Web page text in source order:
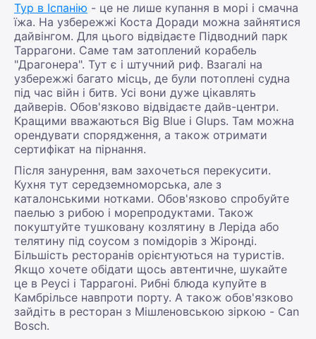
Тур в Іспанію - це не лише купання в морі і смачна
їжа. На узбережжі Коста Доради можна зайнятися
дайвінгом. Для цього відвідаєте Підводний парк
Таррагони. Саме там затоплений корабель
"Драгонера". Тут є і штучний риф. Взагалі на
узбережжі багато місць, де були потоплені судна
під час війн і битв. Усі вони дуже цікавлять
дайверів. Обов'язково відвідаєте дайв-центри.
Кращими вважаються Big Blue і Glups. Там можна
орендувати спорядження, а також отримати
сертифікат на пірнання.
Після занурення, вам захочеться перекусити.
Кухня тут середземноморська, але з
каталонськими нотками. Обов'язково спробуйте
паелью з рибою і морепродуктами. Також
покуштуйте тушковану козлятину в Леріда або
телятину під соусом з помідорів з Жіронді.
Більшість ресторанів орієнтуються на туристів.
Якщо хочете обідати щось автентичне, шукайте
це в Реусі і Таррагоні. Рибні блюда купуйте в
Камбрільсе навпроти порту. А також обов'язково
зайдіть в ресторан з Мішленовською зіркою - Can
Bosch.